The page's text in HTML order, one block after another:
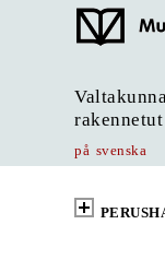
på svenska